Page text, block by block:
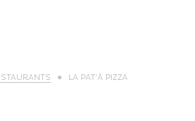
LA PAT’À PIZZA